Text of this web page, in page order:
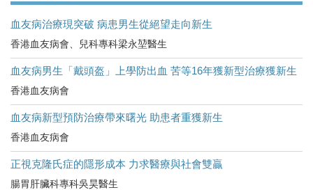
血友病治療現突破 病患男生從絕望走向新生
香港血友病會、兒科專科梁永堃醫生
血友病男生「戴頭盔」上學防出血 苦等16年獲新型治療獲新生
香港血友病會
血友病新型預防治療帶來曙光 助患者重獲新生
香港血友病會
正視克隆氏症的隱形成本 力求醫療與社會雙贏
腸胃肝臟科專科吳昊醫生